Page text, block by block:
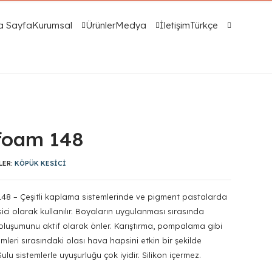
SayfaKurumsal ÜrünlerMedya İletişimTürkçe
148
– Çeşitli kaplama sistemlerinde ve pigment pastalarda
olarak kullanılır. Boyaların uygulanması sırasında
aktif olarak önler. Karıştırma, pompalama gibi
sırasındaki olası hava hapsini etkin bir şekilde
sistemlerle uyuşurluğu çok iyidir. Silikon içermez.
KÖPÜK KESICI